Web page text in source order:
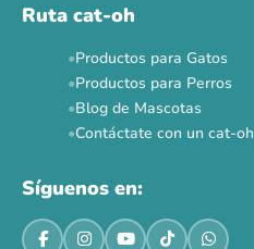
Ruta cat-oh
Productos para Gatos
Productos para Perros
Blog de Mascotas
Contáctate con un cat-oh
Síguenos en: